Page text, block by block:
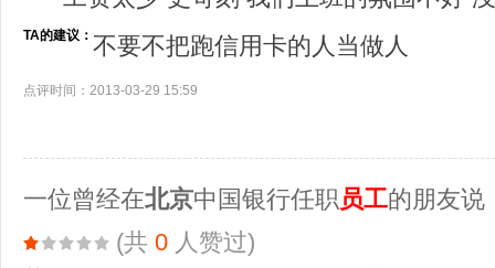
TA的建议： 不要不把跑信用卡的人当做人
点评时间：2013-03-29 15:59
一位曾经在北京中国银行任职 员工的朋友说
(共 0 人赞过)